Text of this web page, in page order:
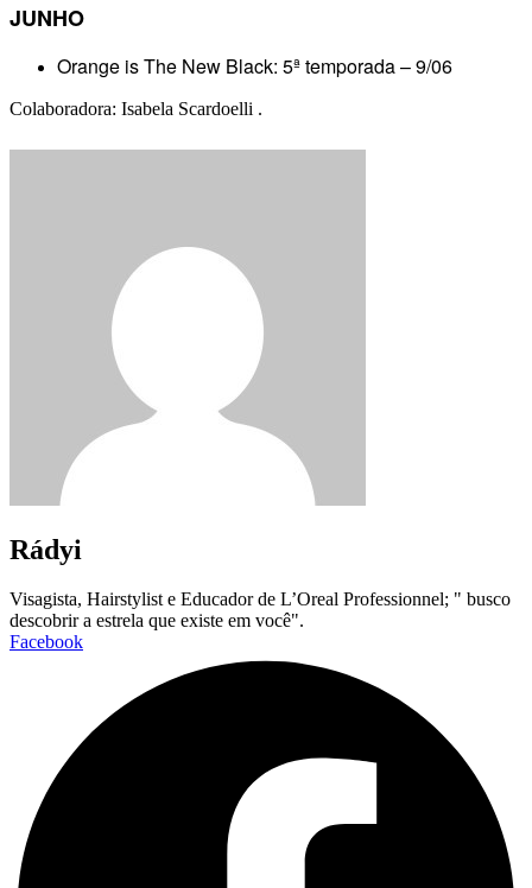
JUNHO
Orange is The New Black: 5ª temporada – 9/06
Colaboradora: Isabela Scardoelli .
Rádyi
Visagista, Hairstylist e Educador de L’Oreal Professionnel; " busco
descobrir a estrela que existe em você".
Facebook